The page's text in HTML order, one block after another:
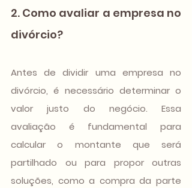
2. Como avaliar a empresa no
divórcio?
Antes de dividir uma empresa no
divórcio, é necessário determinar o
valor justo do negócio. Essa
avaliação é fundamental para
calcular o montante que será
partilhado ou para propor outras
soluções, como a compra da parte